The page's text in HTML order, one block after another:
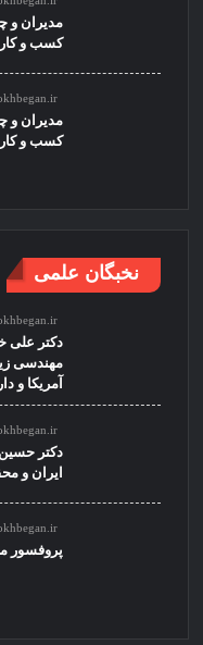
مدیران و
کسب و
مدیران و
کسب و
نخبگان علمی
دکتر علی
مهندسی
آمریکا و
دکتر حسین
ایران و
پروفسور